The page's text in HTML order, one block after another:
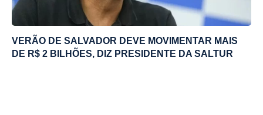
VERÃO DE SALVADOR DEVE MOVIMENTAR MAIS
DE R$ 2 BILHÕES, DIZ PRESIDENTE DA SALTUR